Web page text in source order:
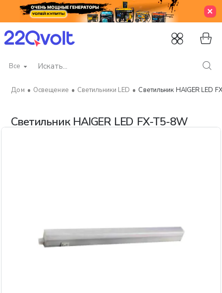
Все
Искать...
Светильник HAIGER LED FX-T5-8W
Освещение Светильники LED Светильник HAIGER LED